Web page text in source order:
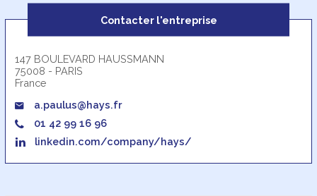
Contacter l'entreprise
147 BOULEVARD HAUSSMANN
75008 - PARIS
France
a.paulus@hays.fr
01 42 99 16 96
linkedin.com/company/hays/